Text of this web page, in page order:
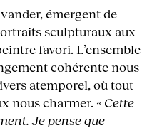
émergent de
sculpturaux aux
favori. L’ensemble
cohérente nous
atemporel, où tout
nous charmer. « Cette
Je pense que